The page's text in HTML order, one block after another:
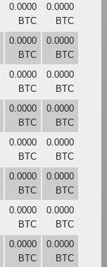
0.0000
BTC
0.0000
BTC
0.0000
BTC
0.0000
BTC
0.0000
BTC
0.0000
BTC
0.0000
BTC
0.0000
BTC
0.0000
BTC
0.0000
BTC
0.0000
BTC
0.0000
BTC
0.0000
BTC
0.0000
BTC
0.0000
BTC
0.0000
BTC